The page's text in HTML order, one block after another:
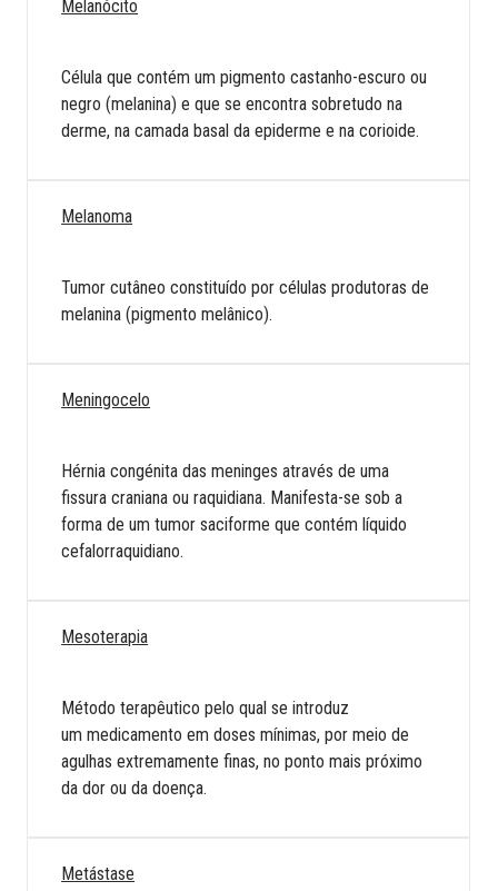
Melanócito
Célula que contém um pigmento castanho-escuro ou
negro (melanina) e que se encontra sobretudo na
derme, na camada basal da epiderme e na corioide.
Melanoma
Tumor cutâneo constituído por células produtoras de
melanina (pigmento melânico).
Meningocelo
Hérnia congénita das meninges através de uma
fissura craniana ou raquidiana. Manifesta-se sob a
forma de um tumor saciforme que contém líquido
cefalorraquidiano.
Mesoterapia
Método terapêutico pelo qual se introduz
um medicamento em doses mínimas, por meio de
agulhas extremamente finas, no ponto mais próximo
da dor ou da doença.
Metástase